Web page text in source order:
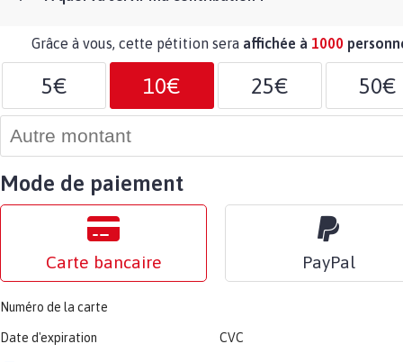
Grâce à vous, cette pétition sera affichée à 1000
5€ 10€ 25€ 50€
Mode de paiement
Carte bancaire PayPal
Numéro de la carte
Date d'expiration CVC